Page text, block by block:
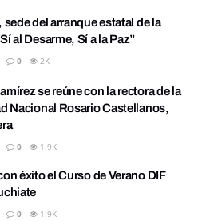
sede del arranque estatal de la
al Desarme, Sí a la Paz”
0 2K
se reúne con la rectora de la
Nacional Rosario Castellanos,
0 1.9K
éxito el Curso de Verano DIF
0 1.9K